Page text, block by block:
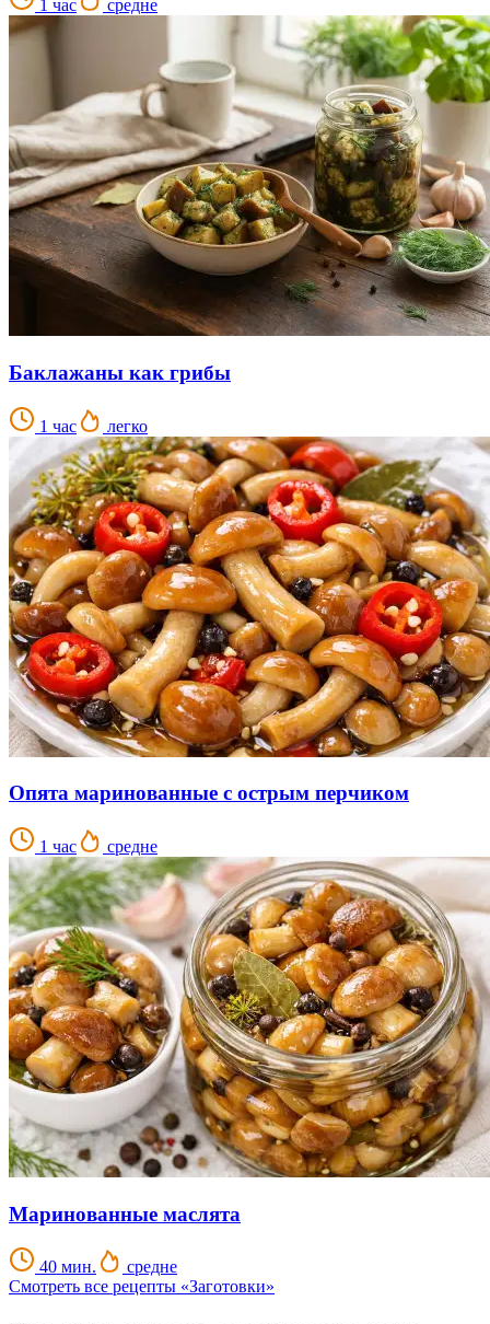
1 час средне
Баклажаны как грибы
1 час легко
Опята маринованные с острым перчиком
1 час средне
Маринованные маслята
40 мин.
средне
Смотреть все рецепты «Заготовки»